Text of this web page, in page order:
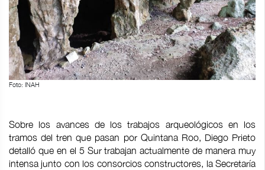
Foto: INAH
Sobre los avances de los trabajos arqueológicos en los
tramos del tren que pasan por Quintana Roo, Diego Prieto
detalló que en el 5 Sur trabajan actualmente de manera muy
intensa junto con los consorcios constructores, la Secretaría